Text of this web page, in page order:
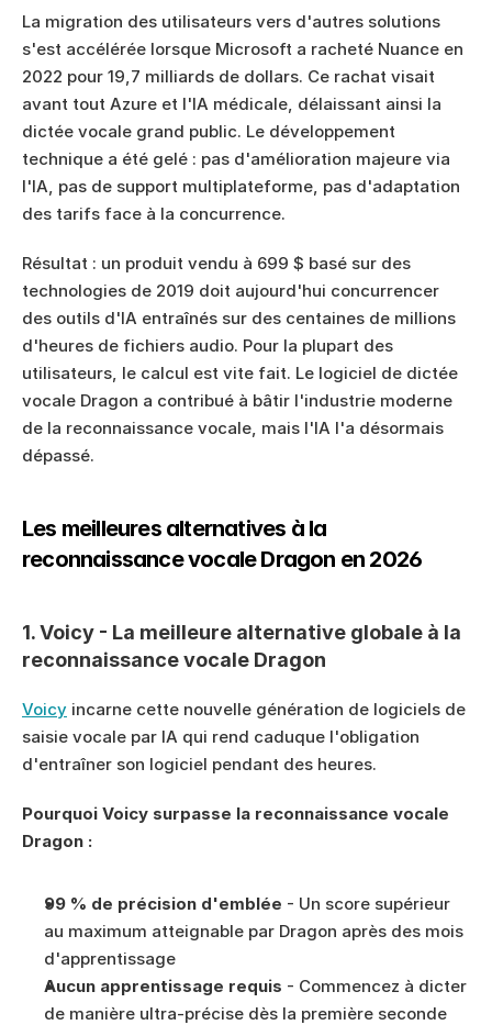
La migration des utilisateurs vers d'autres solutions
s'est accélérée lorsque Microsoft a racheté Nuance en
2022 pour 19,7 milliards de dollars. Ce rachat visait
avant tout Azure et l'IA médicale, délaissant ainsi la
dictée vocale grand public. Le développement
technique a été gelé : pas d'amélioration majeure via
l'IA, pas de support multiplateforme, pas d'adaptation
des tarifs face à la concurrence.
Résultat : un produit vendu à 699 $ basé sur des
technologies de 2019 doit aujourd'hui concurrencer
des outils d'IA entraînés sur des centaines de millions
d'heures de fichiers audio. Pour la plupart des
utilisateurs, le calcul est vite fait. Le logiciel de dictée
vocale Dragon a contribué à bâtir l'industrie moderne
de la reconnaissance vocale, mais l'IA l'a désormais
dépassé.
Les meilleures alternatives à la
reconnaissance vocale Dragon en 2026
1. Voicy - La meilleure alternative globale à la
reconnaissance vocale Dragon
Voicy incarne cette nouvelle génération de logiciels de
saisie vocale par IA qui rend caduque l'obligation
d'entraîner son logiciel pendant des heures.
Pourquoi Voicy surpasse la reconnaissance vocale
Dragon :
99 % de précision d'emblée - Un score supérieur
au maximum atteignable par Dragon après des mois
d'apprentissage
Aucun apprentissage requis - Commencez à dicter
de manière ultra-précise dès la première seconde